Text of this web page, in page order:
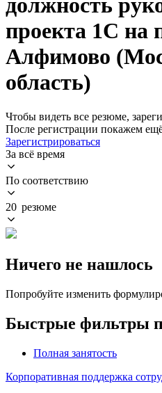
должность
проекта 1C на
Алфимово
область)
Чтобы видеть все резюме,
После регистрации покажем
Зарегистрироваться
За всё время
По соответствию
20 резюме
Ничего не нашлось
Попробуйте изменить
Быстрые фильтры
Полная занятость
Корпоративная поддержка